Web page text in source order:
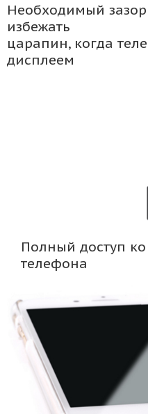
Необходимый
избежать
царапин, когда
дисплеем
Полный доступ
телефона